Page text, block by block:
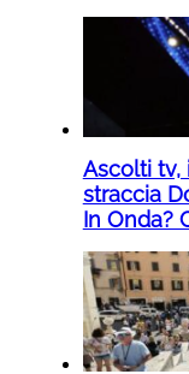
Ascolti tv,
straccia
In Onda?